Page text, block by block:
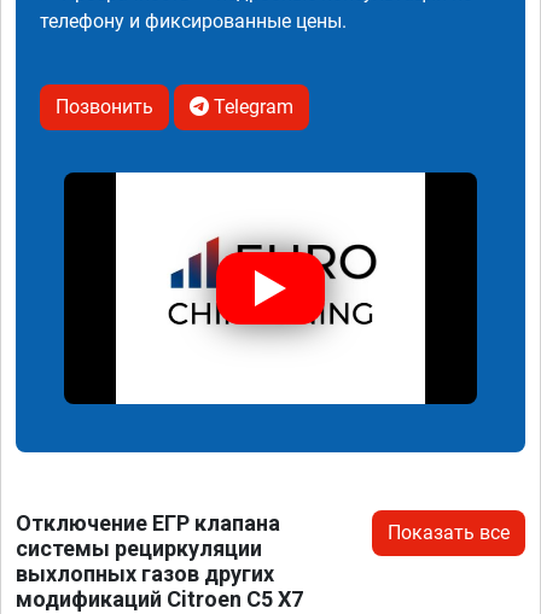
телефону и фиксированные цены.
Позвонить Telegram
Отключение ЕГР клапана
системы рециркуляции
выхлопных газов других
модификаций Citroen C5 X7
Показать все